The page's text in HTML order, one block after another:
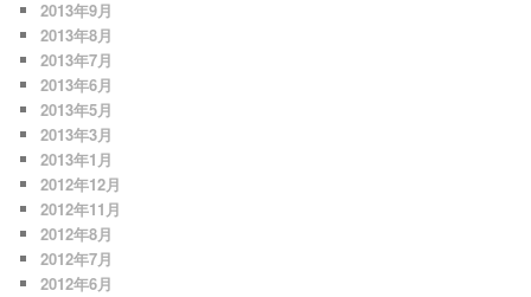
2013年9月
2013年8月
2013年7月
2013年6月
2013年5月
2013年3月
2013年1月
2012年12月
2012年11月
2012年8月
2012年7月
2012年6月